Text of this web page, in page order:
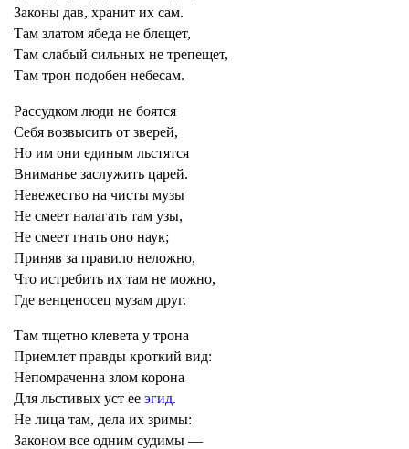
Законы дав, хранит их сам.
Там златом ябеда не блещет,
Там слабый сильных не трепещет,
Там трон подобен небесам.
Рассудком люди не боятся
Себя возвысить от зверей,
Но им они единым льстятся
Вниманье заслужить царей.
Невежество на чисты музы
Не смеет налагать там узы,
Не смеет гнать оно наук;
Приняв за правило неложно,
Что истребить их там не можно,
Где венценосец музам друг.
Там тщетно клевета у трона
Приемлет правды кроткий вид:
Непомраченна злом корона
Для льстивых уст ее эгид.
Не лица там, дела их зримы:
Законом все одним судимы —